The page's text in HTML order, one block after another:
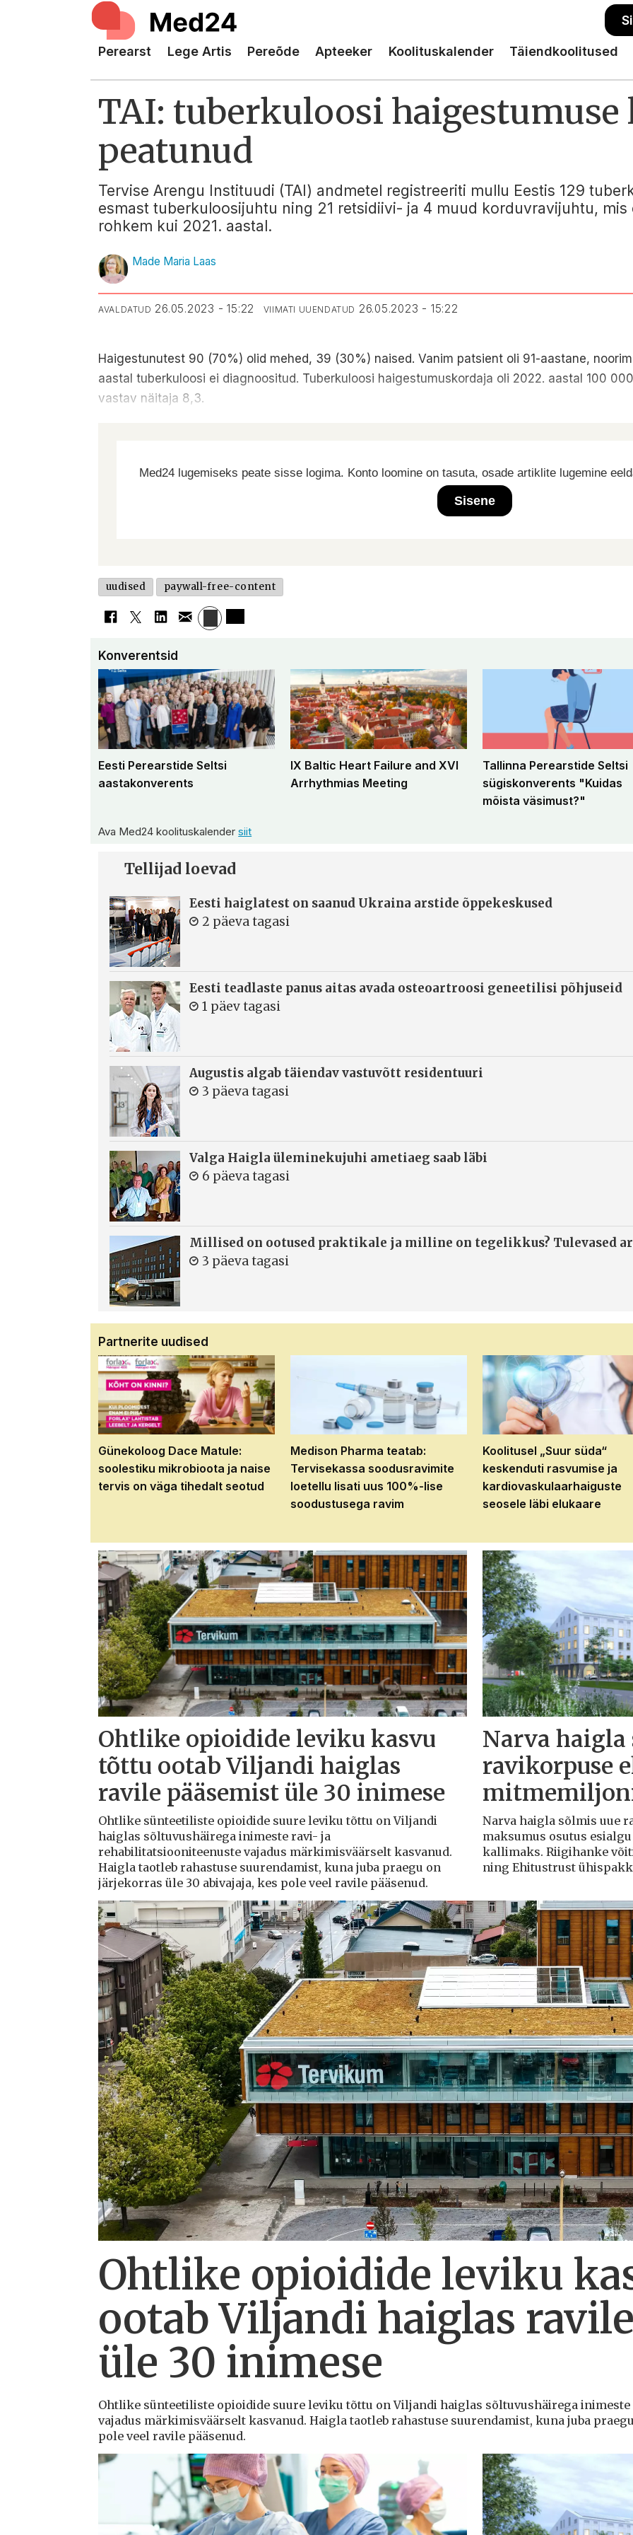
Perearst Lege Artis Pereõde Apteeker Koolituskalender Täiendkoolitused
TAI: tuberkuloosi haigestumuse
peatunud
Tervise Arengu Instituudi (TAI) andmetel registreeriti mullu Eestis 129
esmast tuberkuloosijuhtu ning 21 retsidiivi- ja 4 muud korduvravijuhtu, mis
rohkem kui 2021. aastal.
Made Maria Laas
AVALDATUD 26.05.2023 - 15:22 VIIMATI UUENDATUD 26.05.2023 - 15:22
Haigestunutest 90 (70%) olid mehed, 39 (30%) naised. Vanim patsient oli 91-aastane,
aastal tuberkuloosi ei diagnoositud. Tuberkuloosi haigestumuskordaja oli 2022. aastal 100
vastav näitaja 8,3.
Med24 lugemiseks peate sisse logima. Konto loomine on tasuta, osade artiklite lugemine
Sisene
uudised paywall-free-content
Konverentsid
Eesti Perearstide Seltsi
aastakonverents
IX Baltic Heart Failure and XVI
Arrhythmias Meeting
Tallinna Perearstide Seltsi
sügiskonverents "Kuidas
mõista väsimust?"
Ava Med24 koolituskalendersiit
Tellijad loevad
Eesti haiglatest on saanud Ukraina arstide õppekeskused
2 päeva tagasi
Eesti teadlaste panus aitas avada osteoartroosi geneetilisi põhjuseid
1 päev tagasi
Augustis algab täiendav vastuvõtt residentuuri
3 päeva tagasi
Valga Haigla üleminekujuhi ametiaeg saab läbi
6 päeva tagasi
Millised on ootused praktikale ja milline on tegelikkus? Tulevased
3 päeva tagasi
Partnerite uudised
Günekoloog Dace Matule:
soolestiku mikrobioota ja naise
tervis on väga tihedalt seotud
Medison Pharma teatab:
Tervisekassa soodusravimite
loetellu lisati uus 100%-lise
soodustusega ravim
Koolitusel „Suur süda“
keskenduti rasvumise ja
kardiovaskulaarhaiguste
seosele läbi elukaare
Ohtlike opioidide leviku kasvu
tõttu ootab Viljandi haiglas
ravile pääsemist üle 30 inimese
Ohtlike sünteetiliste opioidide suure leviku tõttu on Viljandi
haiglas sõltuvushäirega inimeste ravi- ja
rehabilitatsiooniteenuste vajadus märkimisväärselt kasvanud.
Haigla taotleb rahastuse suurendamist, kuna juba praegu on
järjekorras üle 30 abivajaja, kes pole veel ravile pääsenud.
Narva haigla
ravikorpuse
Narva haigla sõlmis uue
maksumus osutus
kallimaks. Riigihanke
ning Ehitustrust
Ohtlike opioidide leviku
ootab Viljandi haiglas
üle 30 inimese
Ohtlike sünteetiliste opioidide suure leviku tõttu on Viljandi haiglas sõltuvushäirega
vajadus märkimisväärselt kasvanud. Haigla taotleb rahastuse suurendamist, kuna juba
pole veel ravile pääsenud.